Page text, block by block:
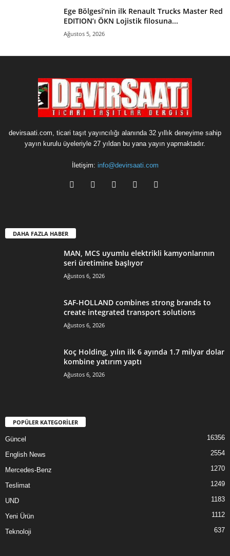
Ege Bölgesi’nin ilk Renault Trucks Master Red
EDITION’ı ÖKN Lojistik filosuna...
Ağustos 5, 2026
devirsaati.com, ticari taşıt yayıncılığı alanında 32 yıllık deneyime sahip
yayın kurulu üyeleriyle 27 yıldan bu yana yayın yapmaktadır.
İletişim: info@devirsaati.com
DAHA FAZLA HABER
MAN, MCS uyumlu elektrikli kamyonlarının
seri üretimine başlıyor
Ağustos 6, 2026
SAF-HOLLAND combines strong brands to
create integrated transport solutions
Ağustos 6, 2026
Koç Holding, yılın ilk 6 ayında 1.7 milyar dolar
kombine yatırım yaptı
Ağustos 6, 2026
POPÜLER KATEGORİLER
Güncel 16356
English News 2554
Mercedes-Benz 1270
Teslimat 1249
UND 1183
Yeni Ürün 1112
Teknoloji 637